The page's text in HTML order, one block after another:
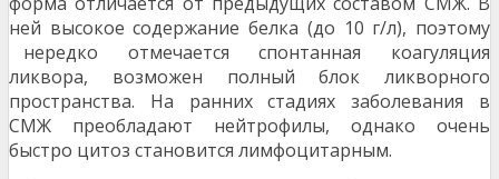
ней высокое содержание белка (до 10 г/л), поэтому
нередко отмечается спонтанная коагуляция
ликвора, возможен полный блок ликворного
пространства. На ранних стадиях заболевания в
СМЖ преобладают нейтрофилы, однако очень
быстро цитоз становится лимфоцитарным.